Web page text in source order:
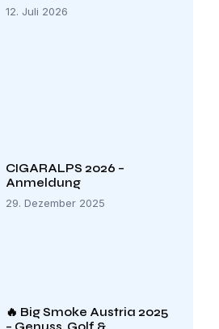
12. Juli 2026
CIGARALPS 2026 –
Anmeldung
29. Dezember 2025
🔥 Big Smoke Austria 2025